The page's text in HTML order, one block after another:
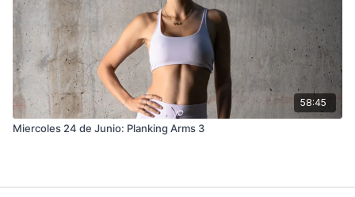
58:45
Miercoles 24 de Junio: Planking Arms 3